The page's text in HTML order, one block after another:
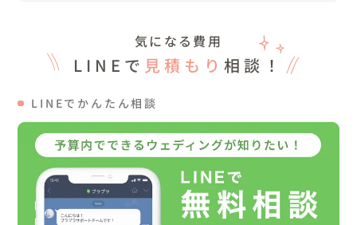
この愛おしい瞬間に携われる時間
『おめでとうお幸せに』
フリーランスウェディングプランナーだからこそ
新郎新婦様と
キャスティングクリエイターたちと仲良くなれる
気になる費用
LINEで 見積もり 相談！
LINEでかんたん相談